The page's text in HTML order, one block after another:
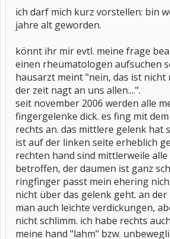
ich darf mich kurz vorstellen: bin
jahre alt geworden.
könnt ihr mir evtl. meine frage
einen rheumatologen aufsuchen
hausarzt meint "nein, das ist nicht
der zeit nagt an uns allen....".
seit november 2006 werden alle
fingergelenke dick. es fing mit
rechts an. das mittlere gelenk hat
ist auf der linken seite erheblich
rechten hand sind mittlerweile
betroffen, der daumen ist ganz
ringfinger passt mein ehering
nicht über das gelenk geht. an
man auch leichte verdickungen,
nicht schlimm. ich habe rechts
meine hand "lahm" bzw.